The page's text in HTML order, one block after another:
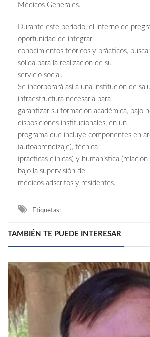
Médicos Generales.
Durante este período, el interno de
oportunidad de integrar
conocimientos teóricos y prácticos,
sólida para la realización de su
servicio social.
Se incorporará así a una institución de
infraestructura necesaria para
garantizar su formación académica, bajo
disposiciones institucionales, en un
programa que incluye componentes en
(autoaprendizaje), técnica
(prácticas clínicas) y humanística
bajo la supervisión de
médicos adscritos y residentes.
Etiquetas:
TAMBIÉN TE PUEDE INTERESAR